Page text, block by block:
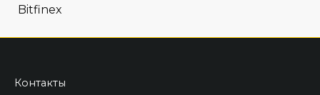
Bitfinex
Контакты